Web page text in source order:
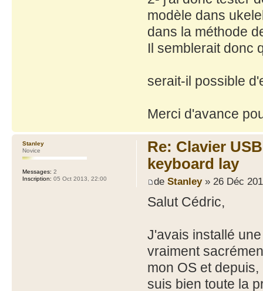
modèle dans
dans la méthode
Il semblerait donc
serait-il possible
Merci d'avance
Re: Clavier
keyboard lay
de Stanley» 26 Déc
Salut Cédric,
J'avais installé
vraiment
mon OS et
suis bien toute la
Stanley
Novice
Messages: 2
Inscription: 05 Oct 2013, 22:00